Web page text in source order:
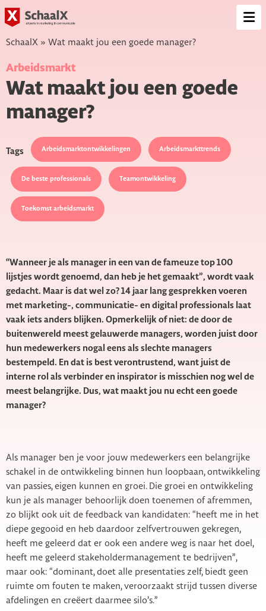
SchaalX » Wat maakt jou een goede manager?
Arbeidsmarkt
Wat maakt jou een goede
manager?
Tags Arbeidsmarktontwikkelingen Arbeidsmarkttrends
De beste professionals Teamontwikkeling
Toekomst arbeidsmarkt
“Wanneer je als manager in een van de fameuze top 100
lijstjes wordt genoemd, dan heb je het gemaakt”, wordt vaak
gedacht. Maar is dat wel zo? 14 jaar lang gesprekken voeren
met marketing-, communicatie- en digital professionals laat
vaak iets anders blijken. Opmerkelijk of niet: de door de
buitenwereld meest gelauwerde managers, worden juist door
hun medewerkers nogal eens als slechte managers
bestempeld. En dat is best verontrustend, want juist de
interne rol als verbinder en inspirator is misschien nog wel de
meest belangrijke. Dus, wat maakt jou nu echt een goede
manager?
Als manager ben je voor jouw medewerkers een belangrijke
schakel in de ontwikkeling binnen hun loopbaan, ontwikkeling
van passies, eigen kunnen en groei. Die groei en ontwikkeling
kun je als manager behoorlijk doen toenemen of afremmen,
zo blijkt ook uit de feedback van kandidaten: “heeft me in het
diepe gegooid en heb daardoor zelfvertrouwen gekregen,
heeft me geleerd dat er ook een andere weg is naar het doel,
heeft me geleerd stakeholdermanagement te bedrijven”,
maar ook: “dominant, doet alle presentaties zelf, biedt geen
ruimte om fouten te maken, veroorzaakt strijd tussen diverse
afdelingen en creëert daarmee silo’s.”